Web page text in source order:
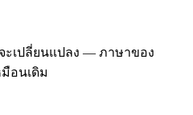
ะเปลี่ยนแปลง — ภาษาของ
อนเดิม